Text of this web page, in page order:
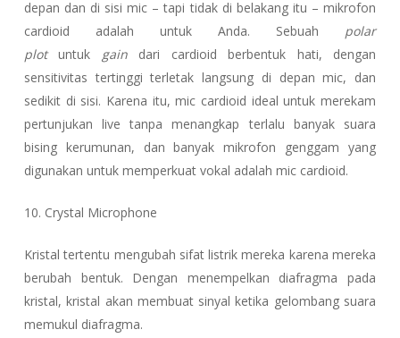
depan dan di sisi mic – tapi tidak di belakang itu – mikrofon
cardioid adalah untuk Anda. Sebuah polar
plotuntuk gaindari cardioid berbentuk hati, dengan
sensitivitas tertinggi terletak langsung di depan mic, dan
sedikit di sisi. Karena itu, mic cardioid ideal untuk merekam
pertunjukan live tanpa menangkap terlalu banyak suara
bising kerumunan, dan banyak mikrofon genggam yang
digunakan untuk memperkuat vokal adalah mic cardioid.
10. Crystal Microphone
Kristal tertentu mengubah sifat listrik mereka karena mereka
berubah bentuk. Dengan menempelkan diafragma pada
kristal, kristal akan membuat sinyal ketika gelombang suara
memukul diafragma.